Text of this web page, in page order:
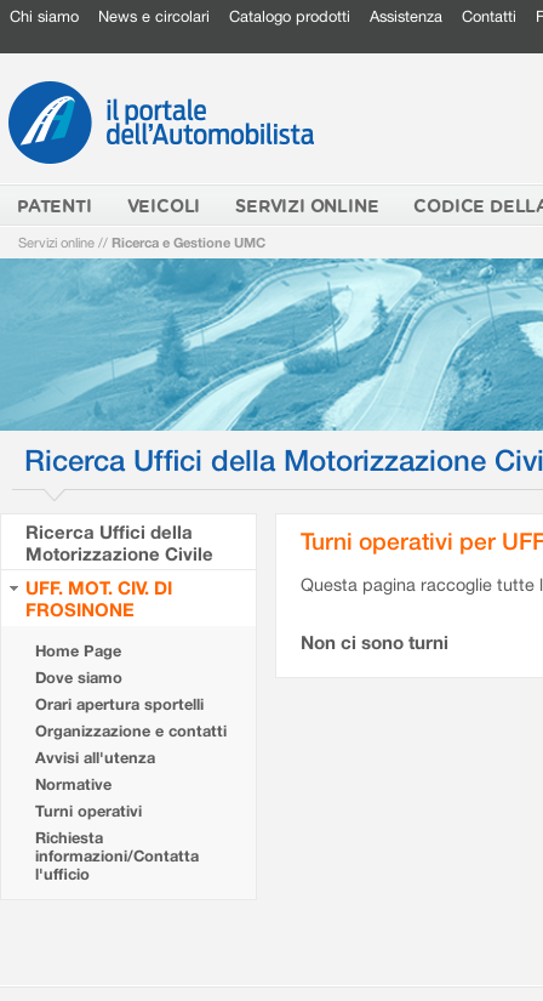
Chi siamo News e circolari Catalogo prodotti Assistenza Contatti
PATENTI VEICOLI SERVIZI ONLINE CODICE
Servizi online // Ricerca e Gestione UMC
Ricerca Uffici della Motorizzazione
Ricerca Uffici della
Motorizzazione Civile
UFF. MOT. CIV. DI
FROSINONE
Home Page
Dove siamo
Orari apertura sportelli
Organizzazione e contatti
Avvisi all'utenza
Normative
Turni operativi
Richiesta
informazioni/Contatta
l'ufficio
Turni operativi per
Questa pagina raccoglie tutte
Non ci sono turni